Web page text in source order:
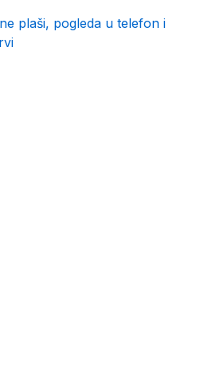
plaši, pogleda u telefon i